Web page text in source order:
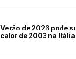
Verão de 2026 pode
calor de 2003 na Itália